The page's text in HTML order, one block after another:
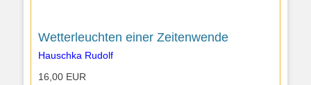
Wetterleuchten einer Zeitenwende
Hauschka Rudolf
16,00 EUR